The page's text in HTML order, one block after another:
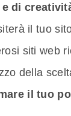
di
il tuo
siti web
della
il tuo